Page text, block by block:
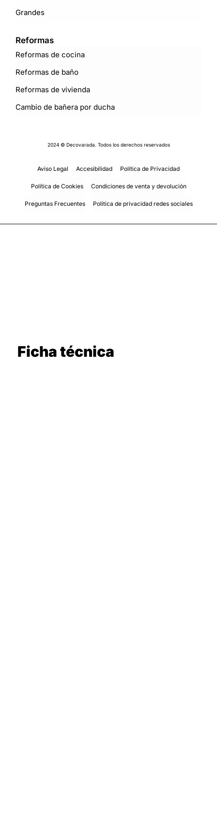
Grandes
Reformas
Reformas de cocina
Reformas de baño
Reformas de vivienda
Cambio de bañera por ducha
Aviso Legal Accesibilidad Política de Privacidad
Política de Cookies Condiciones de venta y devolución
Preguntas Frecuentes Politica de privacidad redes sociales
2024 © Decovarada. Todos los derechos reservados
Ficha técnica